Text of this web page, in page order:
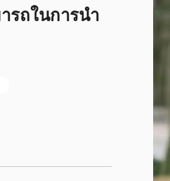
รถในการนํา